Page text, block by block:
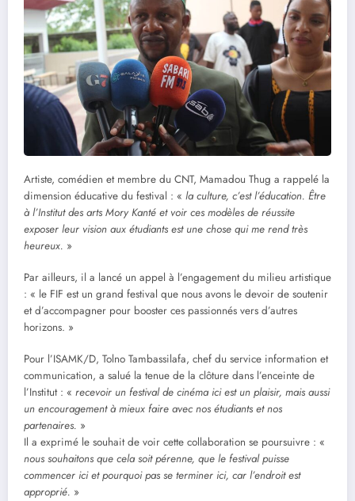
Artiste, comédien et membre du CNT, Mamadou Thug a rappelé la
dimension éducative du festival : « la culture, c’est l’éducation. Être
à l’Institut des arts Mory Kanté et voir ces modèles de réussite
exposer leur vision aux étudiants est une chose qui me rend très
heureux. »
Par ailleurs, il a lancé un appel à l’engagement du milieu artistique
: « le FIF est un grand festival que nous avons le devoir de soutenir
et d’accompagner pour booster ces passionnés vers d’autres
horizons. »
Pour l’ISAMK/D, Tolno Tambassilafa, chef du service information et
communication, a salué la tenue de la clôture dans l’enceinte de
l’Institut : « recevoir un festival de cinéma ici est un plaisir, mais aussi
un encouragement à mieux faire avec nos étudiants et nos
partenaires. »
Il a exprimé le souhait de voir cette collaboration se poursuivre : «
nous souhaitons que cela soit pérenne, que le festival puisse
commencer ici et pourquoi pas se terminer ici, car l’endroit est
approprié. »